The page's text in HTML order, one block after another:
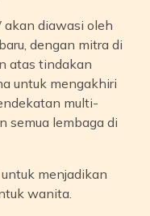
diawasi oleh
dengan mitra di
atas tindakan
untuk mengakhiri
multi-
semua lembaga di
menjadikan
wanita.